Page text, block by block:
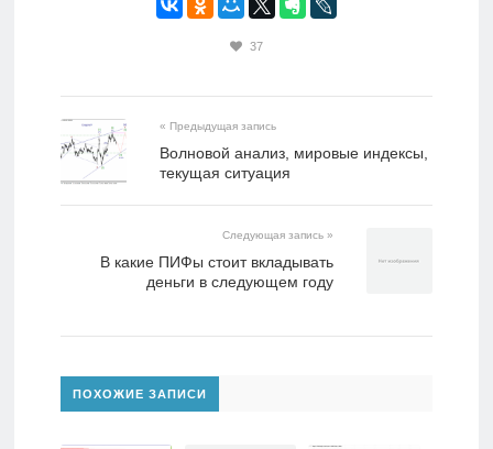
37
« Предыдущая запись
Волновой анализ, мировые индексы,
текущая ситуация
Следующая запись »
В какие ПИФы стоит вкладывать
деньги в следующем году
ПОХОЖИЕ ЗАПИСИ